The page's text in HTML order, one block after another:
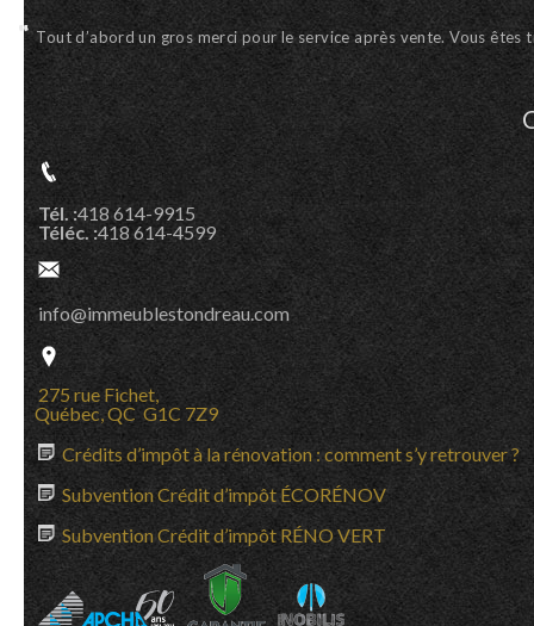
Nous sommes très satisfait du résultat final. Avec un service très
Tél. :418 614-9915
Téléc. :418 614-4599
info@immeublestondreau.com
275 rue Fichet,
Québec, QC G1C 7Z9
Crédits d’impôt à la rénovation : comment s’y retrouver ?
Subvention Crédit d’impôt ÉCORÉNOV
Subvention Crédit d’impôt RÉNO VERT